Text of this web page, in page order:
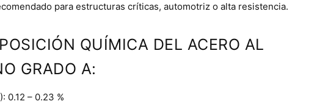
para estructuras críticas, automotriz o alta resistencia.
QUÍMICA DEL ACERO AL
GRADO A:
0.12 – 0.23 %